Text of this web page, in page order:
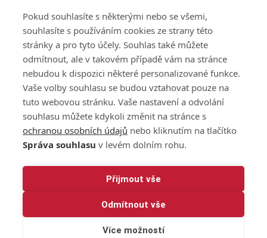
Pokud souhlasíte s některými nebo se všemi,
souhlasíte s používáním cookies ze strany této
stránky a pro tyto účely. Souhlas také můžete
odmítnout, ale v takovém případě vám na stránce
nebudou k dispozici některé personalizované funkce.
Vaše volby souhlasu se budou vztahovat pouze na
tuto webovou stránku. Vaše nastavení a odvolání
souhlasu můžete kdykoli změnit na stránce s
ochranou osobních údajů nebo kliknutím na tlačítko
Správa souhlasu v levém dolním rohu.
Přijmout vše
Odmítnout vše
Více možností
GolfExtra
Ceník GolfExtra.cz
Premium
Doporučené odkazy
Editor
Honza Fait
+420 723 898 969
fait@golfextra.cz
Obchod
Edita Hanušová
+420 724 150 784
hanusova@relmost.cz
Pavel Poulíček